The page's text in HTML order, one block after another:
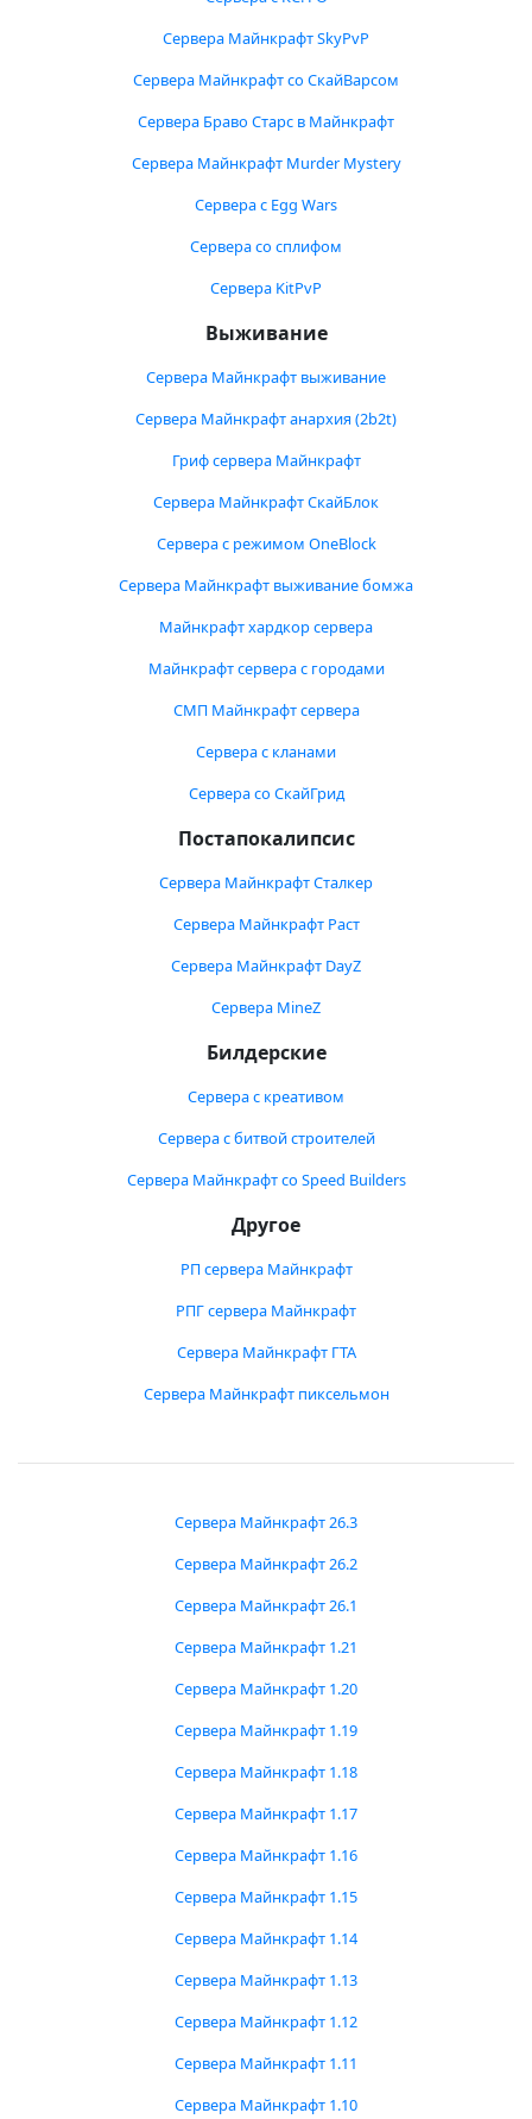
Сервера Майнкрафт SkyPvP
Сервера Майнкрафт со СкайВарсом
Сервера Браво Старс в Майнкрафт
Сервера Майнкрафт Murder Mystery
Сервера с Egg Wars
Сервера со сплифом
Сервера KitPvP
Выживание
Сервера Майнкрафт выживание
Сервера Майнкрафт анархия (2b2t)
Гриф сервера Майнкрафт
Сервера Майнкрафт СкайБлок
Сервера с режимом OneBlock
Сервера Майнкрафт выживание бомжа
Майнкрафт хардкор сервера
Майнкрафт сервера с городами
СМП Майнкрафт сервера
Сервера с кланами
Сервера со СкайГрид
Постапокалипсис
Сервера Майнкрафт Сталкер
Сервера Майнкрафт Раст
Сервера Майнкрафт DayZ
Сервера MineZ
Билдерские
Сервера с креативом
Сервера с битвой строителей
Сервера Майнкрафт со Speed Builders
Другое
РП сервера Майнкрафт
РПГ сервера Майнкрафт
Сервера Майнкрафт ГТА
Сервера Майнкрафт пиксельмон
Сервера Майнкрафт 26.3
Сервера Майнкрафт 26.2
Сервера Майнкрафт 26.1
Сервера Майнкрафт 1.21
Сервера Майнкрафт 1.20
Сервера Майнкрафт 1.19
Сервера Майнкрафт 1.18
Сервера Майнкрафт 1.17
Сервера Майнкрафт 1.16
Сервера Майнкрафт 1.15
Сервера Майнкрафт 1.14
Сервера Майнкрафт 1.13
Сервера Майнкрафт 1.12
Сервера Майнкрафт 1.11
Сервера Майнкрафт 1.10